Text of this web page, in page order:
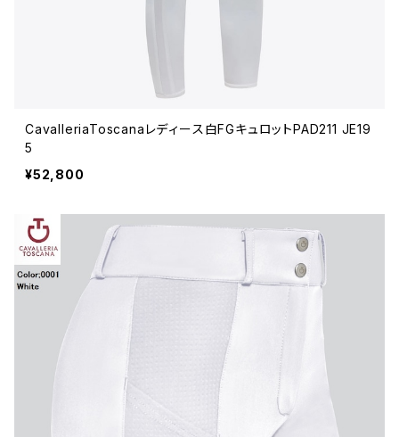
CavalleriaToscanaレディース白FGキュロットPAD211 JE19
5
¥52,800